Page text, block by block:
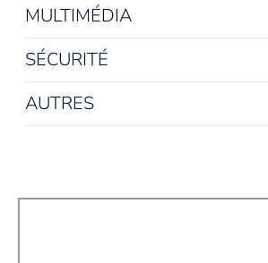
MULTIMÉDIA
SÉCURITÉ
AUTRES